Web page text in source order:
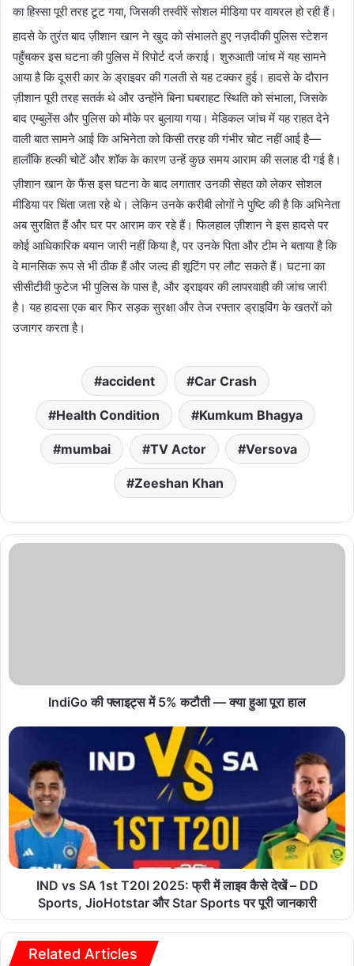
का हिस्सा पूरी तरह टूट गया, जिसकी तस्वीरें सोशल मीडिया पर वायरल हो रही हैं।
हादसे के तुरंत बाद ज़ीशान खान ने खुद को संभालते हुए नज़दीकी पुलिस स्टेशन
पहुँचकर इस घटना की पुलिस में रिपोर्ट दर्ज कराई। शुरुआती जांच में यह सामने
आया है कि दूसरी कार के ड्राइवर की गलती से यह टक्कर हुई। हादसे के दौरान
ज़ीशान पूरी तरह सतर्क थे और उन्होंने बिना घबराहट स्थिति को संभाला, जिसके
बाद एम्बुलेंस और पुलिस को मौके पर बुलाया गया। मेडिकल जांच में यह राहत देने
वाली बात सामने आई कि अभिनेता को किसी तरह की गंभीर चोट नहीं आई है—
हालाँकि हल्की चोटें और शॉक के कारण उन्हें कुछ समय आराम की सलाह दी गई है।
ज़ीशान खान के फैंस इस घटना के बाद लगातार उनकी सेहत को लेकर सोशल
मीडिया पर चिंता जता रहे थे। लेकिन उनके करीबी लोगों ने पुष्टि की है कि अभिनेता
अब सुरक्षित हैं और घर पर आराम कर रहे हैं। फिलहाल ज़ीशान ने इस हादसे पर
कोई आधिकारिक बयान जारी नहीं किया है, पर उनके पिता और टीम ने बताया है कि
वे मानसिक रूप से भी ठीक हैं और जल्द ही शूटिंग पर लौट सकते हैं। घटना का
सीसीटीवी फुटेज भी पुलिस के पास है, और ड्राइवर की लापरवाही की जांच जारी
है। यह हादसा एक बार फिर सड़क सुरक्षा और तेज रफ्तार ड्राइविंग के खतरों को
उजागर करता है।
accident Car Crash
Health Condition Kumkum Bhagya
mumbai TV Actor Versova
Zeeshan Khan
IndiGo की फ्लाइट्स में 5% कटौती — क्या हुआ पूरा हाल
IND vs SA 1st T20I 2025: फ्री में लाइव कैसे देखें – DD
Sports, JioHotstar और Star Sports पर पूरी जानकारी
Related Articles